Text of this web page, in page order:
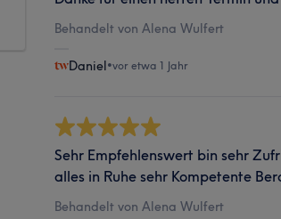
Behandelt von Alena Wulfert
Daniel•vor etwa 1 Jahr
Sehr Empfehlenswert bin sehr
alles in Ruhe sehr Kompetente
Behandelt von Alena Wulfert